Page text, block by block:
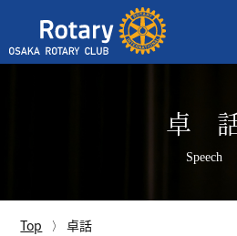
運営方針
卓
Speech
Top 卓話